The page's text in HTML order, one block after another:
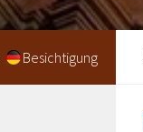
Besichtigung